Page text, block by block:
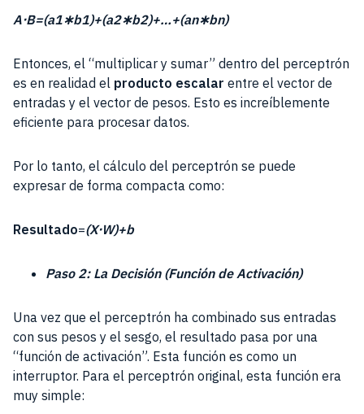
A⋅B=(a1​∗b1​)+(a2​∗b2​)+…+(an​∗bn​)
Entonces, el “multiplicar y sumar” dentro del perceptrón
es en realidad el producto escalar entre el vector de
entradas y el vector de pesos. Esto es increíblemente
eficiente para procesar datos.
Por lo tanto, el cálculo del perceptrón se puede
expresar de forma compacta como:
Resultado=(X⋅W)+b
Paso 2: La Decisión (Función de Activación)
Una vez que el perceptrón ha combinado sus entradas
con sus pesos y el sesgo, el resultado pasa por una
“función de activación”. Esta función es como un
interruptor. Para el perceptrón original, esta función era
muy simple: